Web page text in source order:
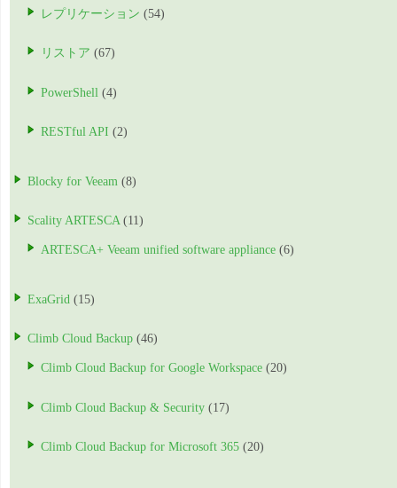
レプリケーション (54)
リストア (67)
PowerShell (4)
RESTful API (2)
Blocky for Veeam (8)
Scality ARTESCA (11)
ARTESCA+ Veeam unified software appliance (6)
ExaGrid (15)
Climb Cloud Backup (46)
Climb Cloud Backup for Google Workspace (20)
Climb Cloud Backup & Security (17)
Climb Cloud Backup for Microsoft 365 (20)